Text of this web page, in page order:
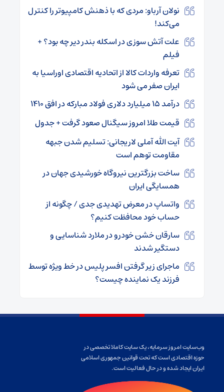
نولان آرباو: مردی که با ذهنش کامپیوتر را کنترل
می‌کند!
علت آتش سوزی در اسکله بندر دیر چه بود؟ +
فیلم
تعرفه واردات کالا از اتحادیه اقتصادی اوراسیا به
ایران صفر می شود
درآمد ۱۵ میلیارد دلاری فولاد مبارکه در افق ۱۴۱۰
قیمت طلا امروز سیگنال صعود گرفت + جدول
آیت الله آملی لاریجانی: تسلیم شدن جبهه
مقاومت توهم است
ساخت بزرگترین نیروگاه خورشیدی جهان در
همسایگی ایران
واتساپ در معرض تهدیدی جدی / چگونه از
حساب خود محافظت کنیم؟
سارقان خشن خودرو در ملارد شناسایی و
دستگیر شدند
ماجرای زیر گرفتن افسر پلیس در خط ویژه توسط
فرزند یک نماینده چیست؟
وب‌سایت امروز سرمایه، یک سایت کاملا تخصصی در
حوزه اقتصادی است که تحت قوانین جمهوری اسلامی
ایران ایجاد شده و در حال فعالیت است.